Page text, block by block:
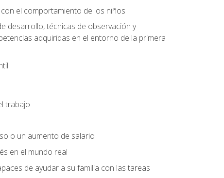
el comportamiento de los niños
desarrollo, técnicas de observación y
adquiridas en el entorno de la primera
trabajo
o un aumento de salario
en el mundo real
de ayudar a su familia con las tareas